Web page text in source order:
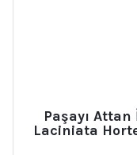
Paşayı
Laciniata